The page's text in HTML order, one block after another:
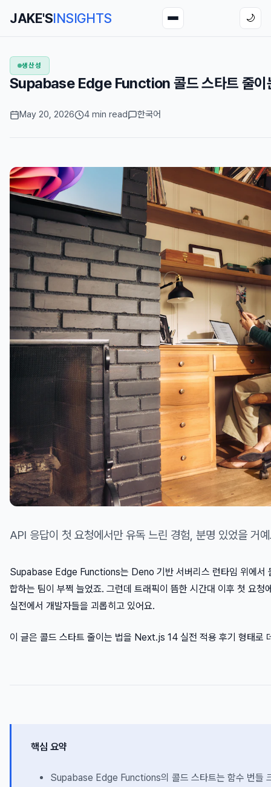
JAKE'SINSIGHTS 🌙
생산성
Supabase Edge Function 콜드 스타트 줄이
May 20, 2026 4 min read 한국어
API 응답이 첫 요청에서만 유독 느린 경험, 분명 있었을 거
Supabase Edge Functions는 Deno 기반 서버리스 런타임 위에서
합하는 팀이 부쩍 늘었죠. 그런데 트래픽이 뜸한 시간대 이후 첫 요청
실전에서 개발자들을 괴롭히고 있어요.
이 글은 콜드 스타트 줄이는 법을 Next.js 14 실전 적용 후기 형태로
핵심 요약
Supabase Edge Functions의 콜드 스타트는 함수 번들